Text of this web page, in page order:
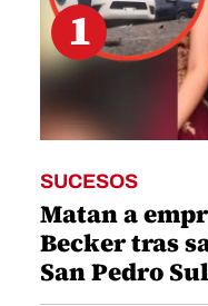
1
SUCESOS
Matan a
Becker tras
San Pedro